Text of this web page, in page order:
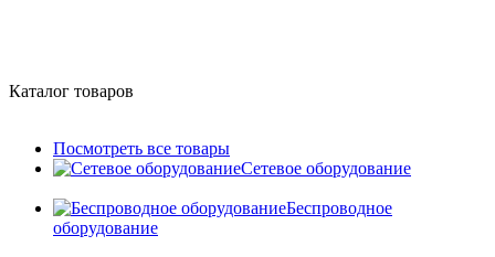
Каталог товаров
Посмотреть все товары
Сетевое оборудование
Беспроводное
оборудование